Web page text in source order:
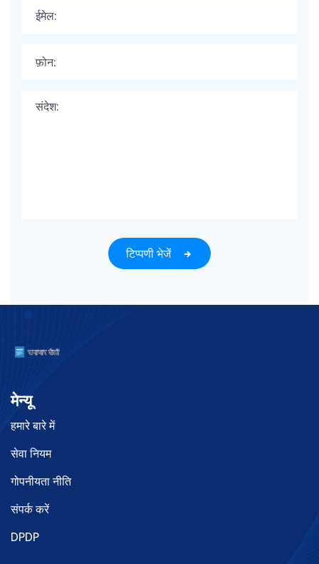
टिप्पणी भेजें
मेन्यू
हमारे बारे में
सेवा नियम
गोपनीयता नीति
संपर्क करें
DPDP